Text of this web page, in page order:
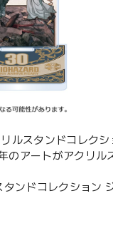
ルスタンドコレクシ
のアートがアクリル
ンドコレクション